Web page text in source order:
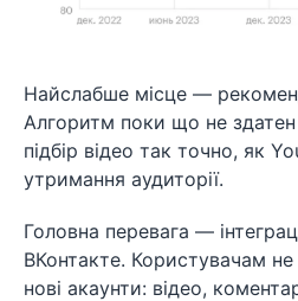
Найслабше місце —
Алгоритм поки що не здатен
підбір відео так точно, як
утримання аудиторії.
Головна перевага —
ВКонтакте. Користувачам
нові акаунти: відео,